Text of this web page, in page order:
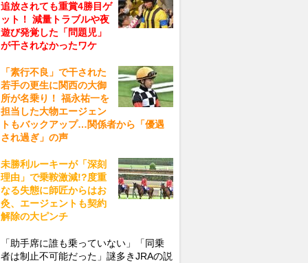
追放されても重賞4勝目ゲ
ット！ 減量トラブルや夜
遊び発覚した「問題児」
が干されなかったワケ
「素行不良」で干された
若手の更生に関西の大御
所が名乗り！ 福永祐一を
担当した大物エージェン
トもバックアップ…関係者から「優遇
され過ぎ」の声
未勝利ルーキーが「深刻
理由」で乗鞍激減!?度重
なる失態に師匠からはお
灸、エージェントも契約
解除の大ピンチ
「助手席に誰も乗っていない」「同乗
者は制止不可能だった」謎多きJRAの説